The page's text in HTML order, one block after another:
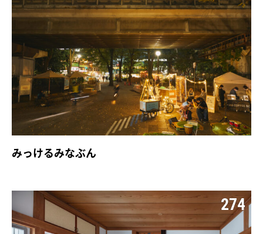
みっけるみなぶん
274